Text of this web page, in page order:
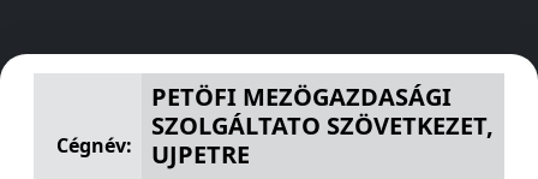
PETÖFI MEZÖGAZDASÁGI SZOLGÁLTATO SZÖVETKEZET,
Cégnév:
PETÖFI MEZÖGAZDASÁGI
SZOLGÁLTATO SZÖVETKEZET,
UJPETRE